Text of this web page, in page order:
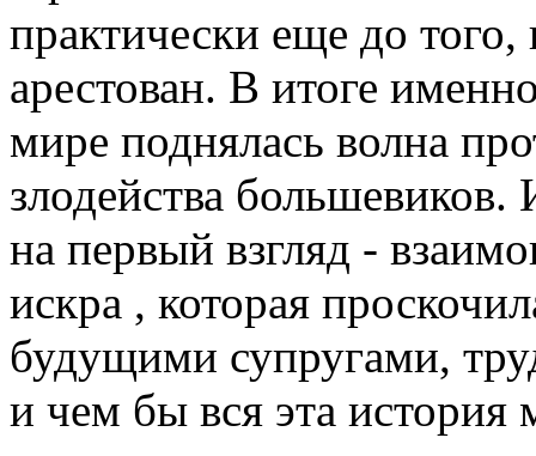
практически еще до того,
арестован. В итоге
мире поднялась волна
злодейства
на первый взгляд -
искра , которая
будущими супругами,
и чем бы вся эта история